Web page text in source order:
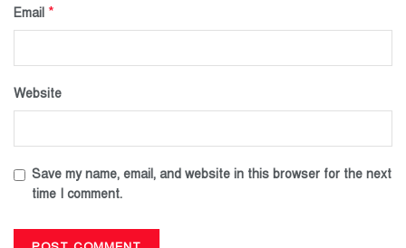
Email *
Website
Save my name, email, and website in this browser for the next
time I comment.